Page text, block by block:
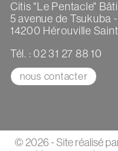
Texte
Citis "Le Pentacle"
5 avenue de Tsukuba -
14200 Hérouville
Tél. : 02 31 27 88 10
nous contacter
© 2026 - Site réalisé